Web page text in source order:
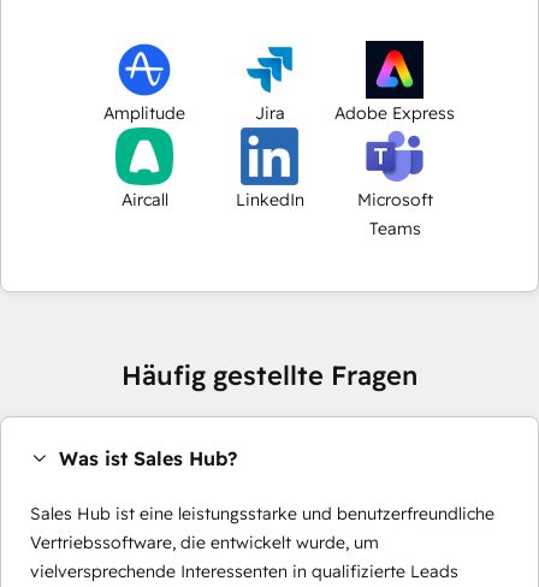
Amplitude Jira Adobe Express
Aircall LinkedIn
Microsoft
Teams
Häufig gestellte Fragen
Was ist Sales Hub?
Sales Hub ist eine leistungsstarke und benutzerfreundliche
Vertriebssoftware, die entwickelt wurde, um
vielversprechende Interessenten in qualifizierte Leads